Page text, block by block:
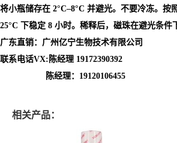
将小瓶储存在 2°C–8°C 并避光。不要冷冻。
25°C 下稳定 8 小时。稀释后，磁珠在避光条件
广东直销：广州亿宁生物技术有限公司
联系电话VX:陈经理 19172390392
陈经理：19120106455
相关产品：